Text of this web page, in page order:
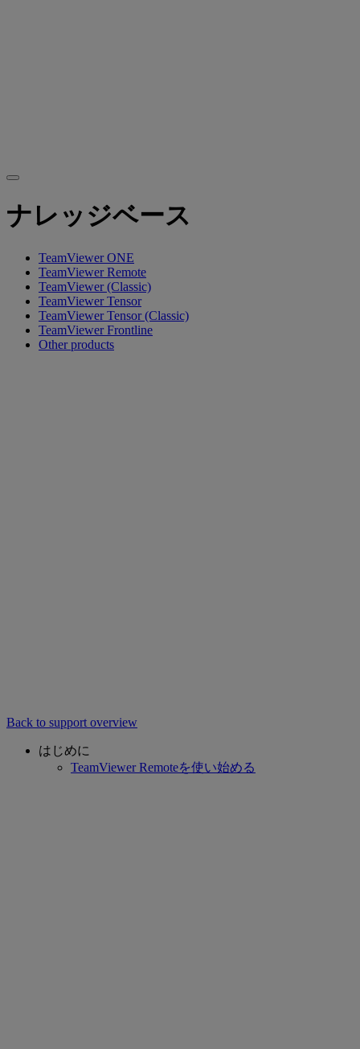
ナレッジベース
TeamViewer ONE
TeamViewer Remote
TeamViewer (Classic)
TeamViewer Tensor
TeamViewer Tensor (Classic)
TeamViewer Frontline
Other products
Back to support overview
はじめに
TeamViewer Remoteを使い始める